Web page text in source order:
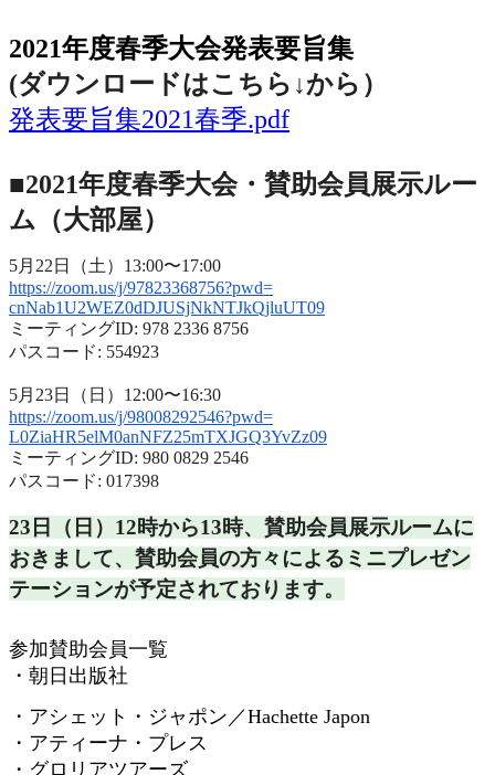
2021年度春季大会発表要旨集
(ダウンロードはこちら↓から ）
発表要旨集2021春季.pdf
■2021年度春季大会・賛助会員展示ルー
ム（大部屋）
5月22日（土）13:00〜17:00
https://zoom.us/j/97823368756?pwd=
cnNab1U2WEZ0dDJUSjNkNTJkQjluUT09
ミーティングID: 978 2336 8756
パスコード: 554923
5月23日（日）12:00〜16:30
https://zoom.us/j/98008292546?pwd=
L0ZiaHR5elM0anNFZ25mTXJGQ3YvZz09
ミーティングID: 980 0829 2546
パスコード: 017398
23日（日）12時から13時、 賛助会員展示ルームに
おきまして、 賛助会員の方々によるミニプレゼン
テーションが予定されております。
参加賛助会員一覧
・朝日出版社
・アシェット・ジャポン／Hachette Japon
・アティーナ・プレス
・グロリアツアーズ